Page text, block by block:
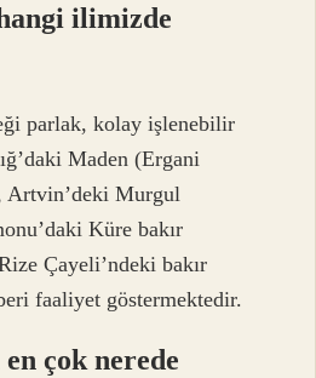
ilimizde
parlak, kolay işlenebilir
Maden (Ergani
Artvin’deki Murgul
Küre bakır
Çayeli’ndeki bakır
faaliyet göstermektedir.
çok nerede